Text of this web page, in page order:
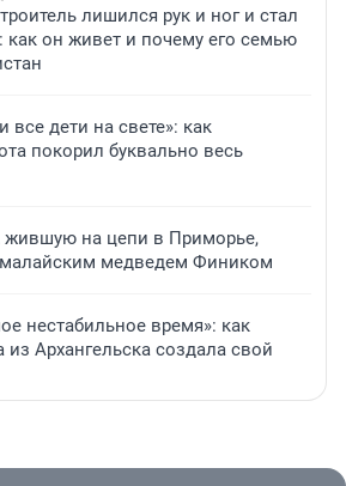
лишился рук и ног и стал
как он живет и почему его семью
дети на свете»: как
покорил буквально весь
на цепи в Приморье,
медведем Фиником
нестабильное время»: как
Архангельска создала свой